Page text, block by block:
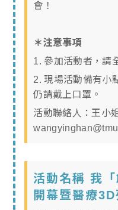
會！
＊注意事項
1. 參加活動者，請
2. 現場活動備有小
仍請戴上口罩。
活動聯絡人：王小姐
活動名稱 我
開幕暨醫療